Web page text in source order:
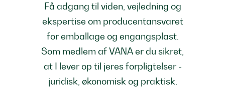
Få adgang til viden, vejledning og
ekspertise om producentansvaret
for emballage og engangsplast.
Som medlem af VANA er du sikret,
at I lever op til jeres forpligtelser -
juridisk, økonomisk og praktisk.